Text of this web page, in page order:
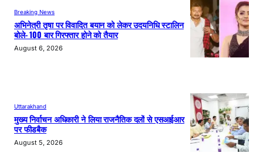
Breaking News
अभिनेत्री तृषा पर विवादित बयान को लेकर उदयनिधि स्टालिन
बोले- 100 बार गिरफ्तार होने को तैयार
August 6, 2026
Uttarakhand
मुख्य निर्वाचन अधिकारी ने लिया राजनैतिक दलों से एसआईआर
पर फीडबैक
August 5, 2026